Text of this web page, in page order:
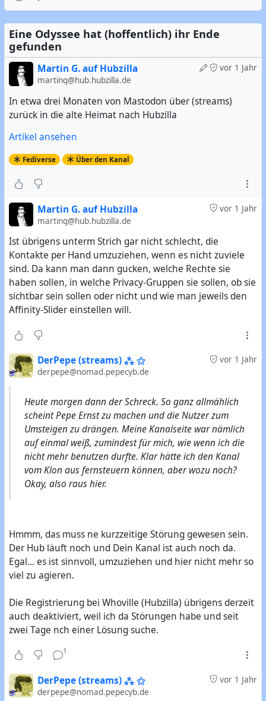
Eine Odyssee hat (hoffentlich) ihr Ende
gefunden
vor 1 Jahr
Martin G. auf Hubzilla
marting@hub.hubzilla.de
In etwa drei Monaten von Mastodon über (streams)
zurück in die alte Heimat nach Hubzilla
Artikel ansehen
Fediverse Über den Kanal
vor 1 Jahr
Martin G. auf Hubzilla
marting@hub.hubzilla.de
Ist übrigens unterm Strich gar nicht schlecht, die
Kontakte per Hand umzuziehen, wenn es nicht zuviele
sind. Da kann man dann gucken, welche Rechte sie
haben sollen, in welche Privacy-Gruppen sie sollen, ob sie
sichtbar sein sollen oder nicht und wie man jeweils den
Affinity-Slider einstellen will.
vor 1 Jahr
DerPepe (streams) ⁂ ⚝
derpepe@nomad.pepecyb.de
Heute morgen dann der Schreck. So ganz allmählich
scheint Pepe Ernst zu machen und die Nutzer zum
Umsteigen zu drängen. Meine Kanalseite war nämlich
auf einmal weiß, zumindest für mich, wie wenn ich die
nicht mehr benutzen durfte. Klar hätte ich den Kanal
vom Klon aus fernsteuern können, aber wozu noch?
Okay, also raus hier.
Hmmm, das muss ne kurzzeitige Störung gewesen sein.
Der Hub läuft noch und Dein Kanal ist auch noch da.
Egal... es ist sinnvoll, umzuziehen und hier nicht mehr so
viel zu agieren.
Die Registrierung bei Whoville (Hubzilla) übrigens derzeit
auch deaktiviert, weil ich da Störungen habe und seit
zwei Tage nch einer Lösung suche.
1
vor 1 Jahr
DerPepe (streams) ⁂ ⚝
derpepe@nomad.pepecyb.de